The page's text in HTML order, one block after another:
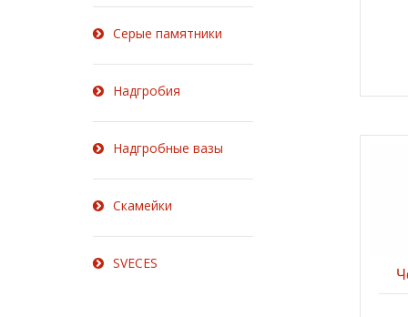
Серые памятники
Надгробия
Надгробные вазы
Скамейки
SVECES